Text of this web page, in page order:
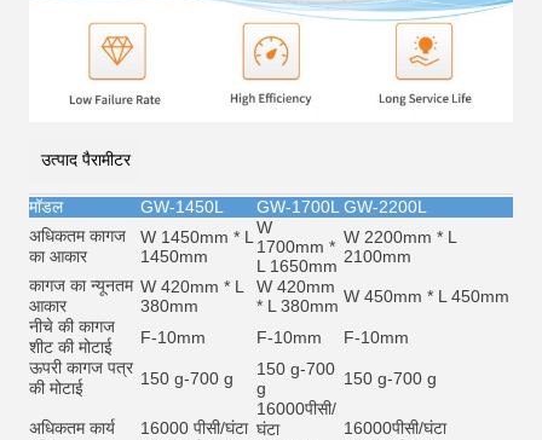
उत्पाद पैरामीटर
मॉडल GW-1450L GW-1700L GW-2200L
अधिकतम कागज
का आकार
W 1450mm * L
1450mm
W
1700mm *
L 1650mm
W 2200mm * L
2100mm
कागज का न्यूनतम
आकार
W 420mm * L
380mm
W 420mm
* L 380mm W 450mm * L 450mm
नीचे की कागज
शीट की मोटाई
F-10mm F-10mm
F-10mm
ऊपरी कागज पत्र
की मोटाई
150 g-700 g
150 g-700
g
150 g-700 g
अधिकतम कार्य
16000 पीसी/घंटा
16000पीसी/
घंटा
16000पीसी/घंटा